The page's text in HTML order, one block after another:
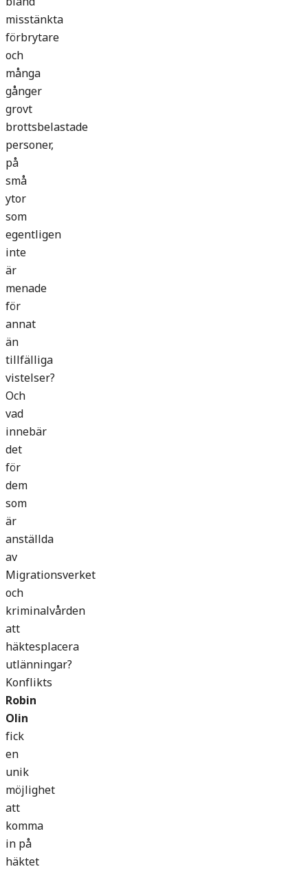
misstänkta
förbrytare
och
många
gånger
grovt
brottsbelastade
personer,
på
små
ytor
som
egentligen
inte
är
menade
för
annat
än
tillfälliga
vistelser?
Och
vad
innebär
det
för
dem
som
är
anställda
av
Migrationsverket
och
kriminalvården
att
häktesplacera
utlänningar?
Konflikts
Robin
Olin
fick
en
unik
möjlighet
att
komma
in på
häktet